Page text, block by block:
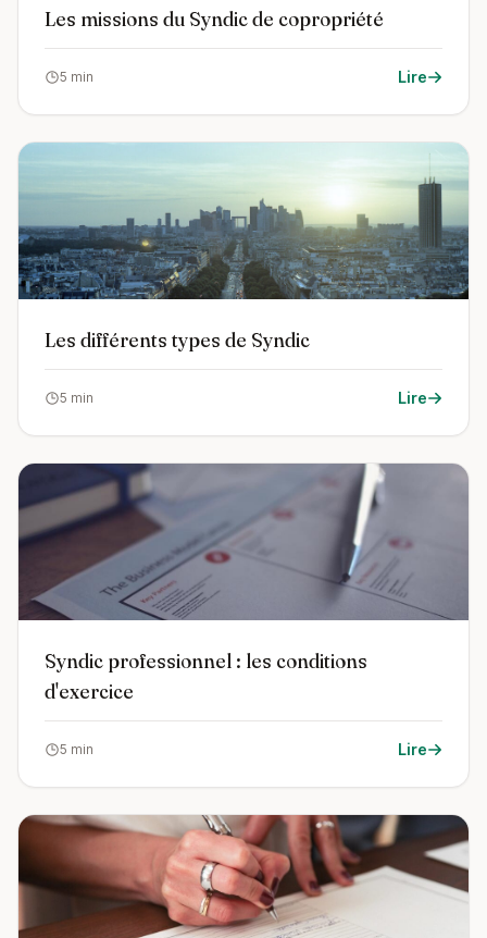
Les missions du Syndic de copropriété
5 min Lire
Les différents types de Syndic
5 min Lire
Syndic professionnel : les conditions
d'exercice
5 min Lire